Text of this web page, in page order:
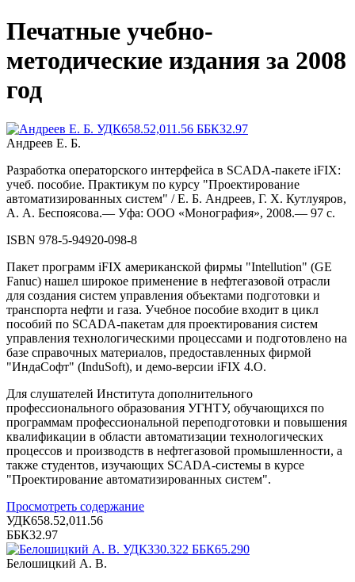
Печатные учебно-
методические издания за 2008
год
Андреев Е. Б.
Разработка операторского интерфейса в SCADA-пакете iFIX:
учеб. пособие. Практикум по курсу "Проектирование
автоматизированных систем" / Е. Б. Андреев, Г. X. Кутлуяров,
А. А. Беспоясова.— Уфа: ООО «Монография», 2008.— 97 с.
ISBN 978-5-94920-098-8
Пакет программ iFIX американской фирмы "Intellution" (GE
Fanuc) нашел широкое применение в нефтегазовой отрасли
для создания систем управления объектами подготовки и
транспорта нефти и газа. Учебное пособие входит в цикл
пособий по SCADA-пакетам для проектирования систем
управления технологическими процессами и подготовлено на
базе справочных материалов, предоставленных фирмой
"ИндаСофт" (InduSoft), и демо-версии iFIX 4.O.
Для слушателей Института дополнительного
профессионального образования УГНТУ, обучающихся по
программам профессиональной переподготовки и повышения
квалификации в области автоматизации технологических
процессов и производств в нефтегазовой промышленности, а
также студентов, изучающих SCADA-системы в курсе
"Проектирование автоматизированных систем".
Просмотреть содержание
УДК658.52,011.56
ББК32.97
Белошицкий А. В.